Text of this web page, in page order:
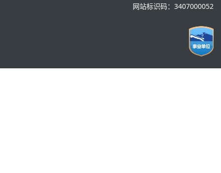
网站标识码：3407000052